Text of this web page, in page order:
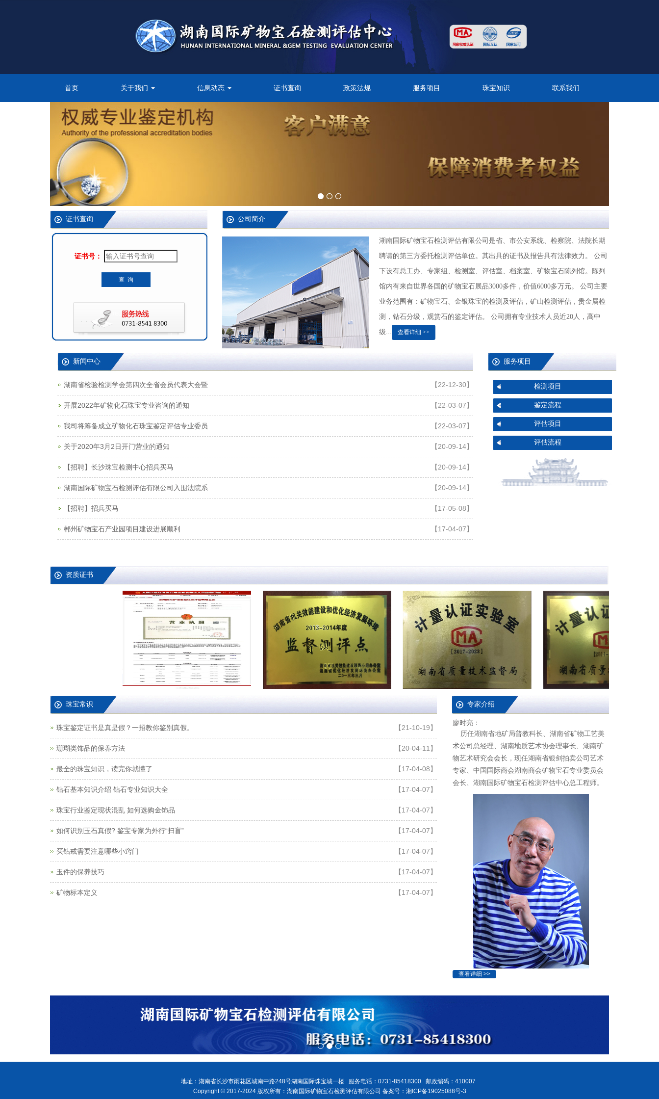
首页 关于我们 信息动态 证书查询 政策法规 服务项目 珠宝知识 联系我们
证书查询
证书号：
查 询
公司简介
湖南国际矿物宝石检测评估有限公司是省、市公安系统、检察院、法院长期
聘请的第三方委托检测评估单位。其出具的证书及报告具有法律效力。 公司
下设有总工办、专家组、检测室、评估室、档案室、矿物宝石陈列馆。陈列
馆内有来自世界各国的矿物宝石展品3000多件，价值6000多万元。 公司主要
业务范围有：矿物宝石、金银珠宝的检测及评估，矿山检测评估，贵金属检
测，钻石分级，观赏石的鉴定评估。 公司拥有专业技术人员近20人，高中
级... 查看详细 >>
新闻中心
湖南省检验检测学会第四次全省会员代表大会暨 【22-12-30】
开展2022年矿物化石珠宝专业咨询的通知 【22-03-07】
我司将筹备成立矿物化石珠宝鉴定评估专业委员 【22-03-07】
关于2020年3月2日开门营业的通知 【20-09-14】
【招聘】长沙珠宝检测中心招兵买马 【20-09-14】
湖南国际矿物宝石检测评估有限公司入围法院系 【20-09-14】
【招聘】招兵买马 【17-05-08】
郴州矿物宝石产业园项目建设进展顺利 【17-04-07】
服务项目
检测项目
鉴定流程
评估项目
评估流程
资质证书
珠宝常识
珠宝鉴定证书是真是假？一招教你鉴别真假。 【21-10-19】
珊瑚类饰品的保养方法 【20-04-11】
最全的珠宝知识，读完你就懂了 【17-04-08】
钻石基本知识介绍 钻石专业知识大全 【17-04-07】
珠宝行业鉴定现状混乱 如何选购金饰品 【17-04-07】
如何识别玉石真假? 鉴宝专家为外行“扫盲” 【17-04-07】
买钻戒需要注意哪些小窍门 【17-04-07】
玉件的保养技巧 【17-04-07】
矿物标本定义 【17-04-07】
专家介绍
廖时亮：
历任湖南省地矿局普教科长、湖南省矿物工艺美
术公司总经理、湖南地质艺术协会理事长、湖南矿
物艺术研究会会长，现任湖南省银剑拍卖公司艺术
专家、中国国际商会湖南商会矿物宝石专业委员会
会长、湖南国际矿物宝石检测评估中心总工程师。
查看详细 >>
地址：湖南省长沙市雨花区城南中路248号湖南国际珠宝城一楼 服务电话：0731-85418300 邮政编码：410007
Copyright © 2017-2024 版权所有：湖南国际矿物宝石检测评估有限公司 备案号：湘ICP备19025088号-3